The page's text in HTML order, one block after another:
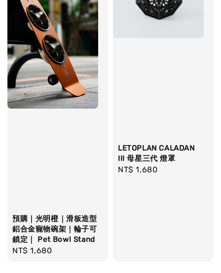
預購｜光明橙｜滑板造型
鋁合金寵物碗架｜輪子可
鎖定｜ Pet Bowl Stand
Regular
NT$ 1,680
LETOPLAN CALADAN
III 母星三代 燈罩
Regular
NT$ 1,680